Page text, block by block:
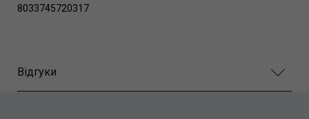
8033745720317
Відгуки